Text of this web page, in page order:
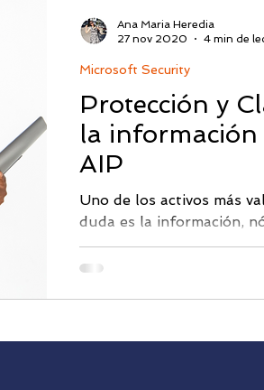
Protección y
la
AIP
Uno de los activos más
duda es la información,
documentación
Microsoft Security
Ana Maria Heredia
27 nov 2020
4 min de